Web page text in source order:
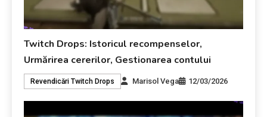
Twitch Drops: Istoricul recompenselor,
Urmărirea cererilor, Gestionarea contului
Revendicări Twitch Drops Marisol Vega 12/03/2026